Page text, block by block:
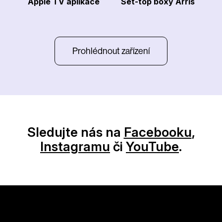
Prohlédnout zařízení
Sledujte nás na Facebooku,
Instagramu či YouTube.